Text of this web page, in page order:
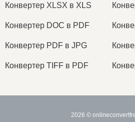
Конвертер XLSX в XLS
Конвертер DOC в PDF
Конвертер PDF в JPG
Конвертер TIFF в PDF
2026 ©